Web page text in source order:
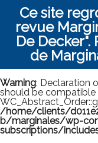
Ce site
revue
De Decker".
de
Warning: Declaration
should be compatible
/home/clients/
b/marginales/wp-
subscriptions/